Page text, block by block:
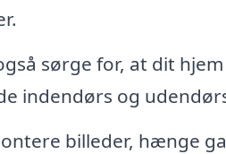
sørge for, at dit
indendørs og
billeder, hænge